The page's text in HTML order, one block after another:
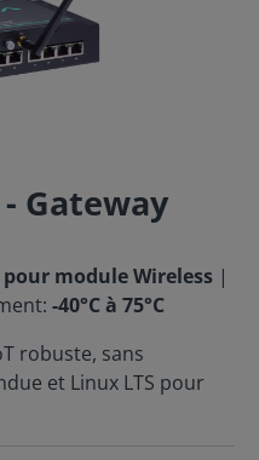
- Gateway
pour module Wireless |
-40°C à 75°C
robuste, sans
et Linux LTS pour